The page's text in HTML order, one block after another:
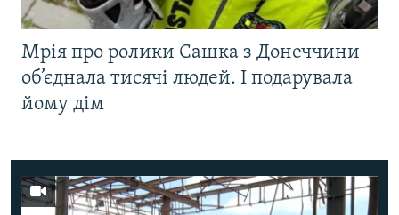
Мрія про ролики Сашка з Донеччини
об’єднала тисячі людей. І подарувала
йому дім